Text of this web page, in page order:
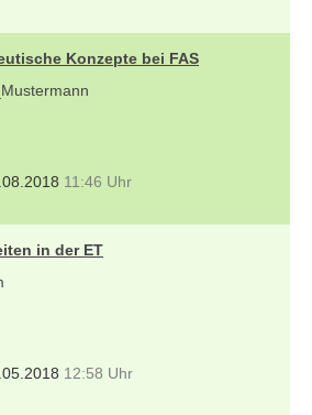
Konzepte bei FAS
11:46 Uhr
in der ET
12:58 Uhr